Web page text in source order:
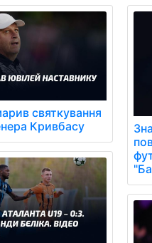
святкування
Кривбасу